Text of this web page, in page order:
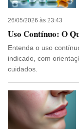
26/05/2026 às 23:43
Uso Contínuo: O
Entenda o uso
indicado, com
cuidados.